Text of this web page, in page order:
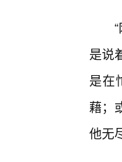
是说
是在
藉；
他无